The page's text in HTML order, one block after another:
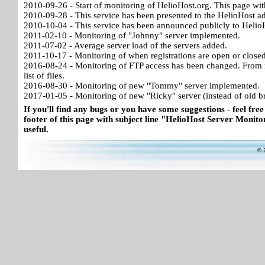
2010-09-26 - Start of monitoring of HelioHost.org. This page
2010-09-28 - This service has been presented to the HelioHost
2010-10-04 - This service has been announced publicly to
2011-02-10 - Monitoring of "Johnny" server implemented.
2011-07-02 - Average server load of the servers added.
2011-10-17 - Monitoring of when registrations are open or
2016-08-24 - Monitoring of FTP access has been changed.
list of files.
2016-08-30 - Monitoring of new "Tommy" server implemented.
2017-01-05 - Monitoring of new "Ricky" server (instead of old
If you'll find any bugs or you have some suggestions - feel
footer of this page with subject line "HelioHost Server
useful.
©